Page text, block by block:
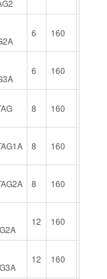
6 160
6 160
8 160
8 160
8 160
12 160
12 160